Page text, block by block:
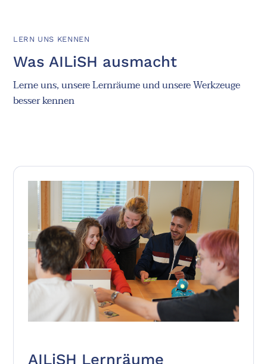
LERN UNS KENNEN
Was AILiSH ausmacht
Lerne uns, unsere Lernräume und unsere Werkzeuge
besser kennen
AILiSH Lernräume